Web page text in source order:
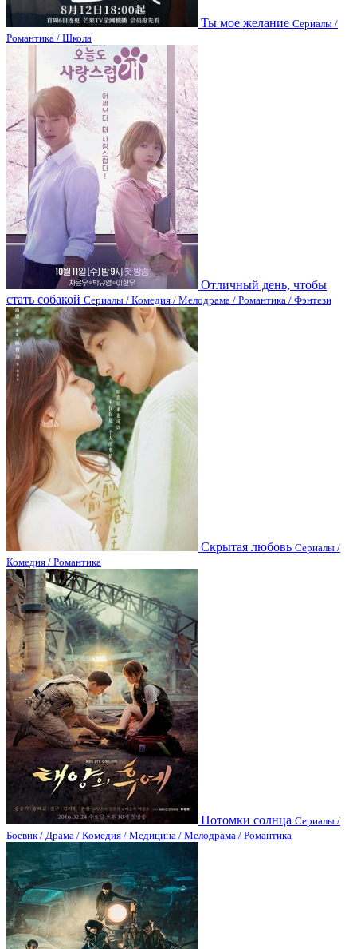
Ты мое желание Сериалы /
Романтика / Школа
Отличный день, чтобы
стать собакой Сериалы / Комедия / Мелодрама / Романтика / Фэнтези
Скрытая любовь Сериалы /
Комедия / Романтика
Потомки солнца Сериалы /
Боевик / Драма / Комедия / Медицина / Мелодрама / Романтика